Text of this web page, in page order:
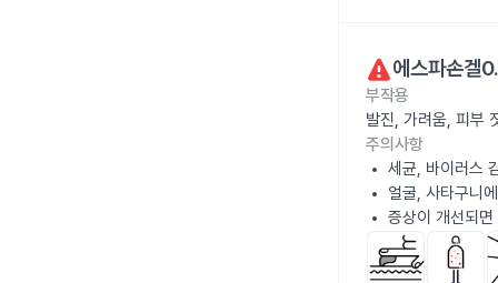
에스파손
부작용
발진, 가려움, 피부
주의사항
세균, 바이러스
얼굴, 사타구니
증상이 개선되